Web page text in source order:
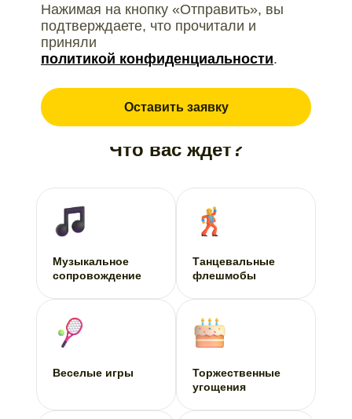
Нажимая на кнопку «Отправить», вы
подтверждаете, что прочитали и
приняли
политикой конфиденциальности.
Что вас ждет?
Музыкальное
сопровождение
Танцевальные
флешмобы
Веселые игры
Торжественные
угощения